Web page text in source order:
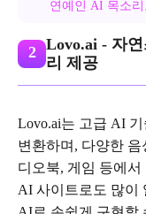
연예인 AI 목소
2 Lovo.ai - 자
리 제공
Lovo.ai는 고급 AI
변환하며, 다양한
디오북, 게임 등에서
AI 사이트로도 많이